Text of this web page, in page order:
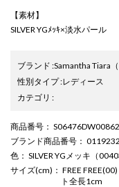
【素材】
SILVER YGﾒｯｷ×淡水パール
ブランド :Samantha Tiara
性別タイプ:レディース
カテゴリ :
商品番号 ： S06476DW00862
ブランド商品番号 ：
色 ： SILVER YGメッキ（
サイズ(cm) ： FREE
ト全長1cm